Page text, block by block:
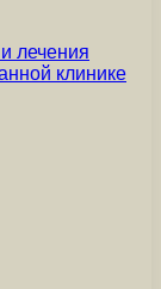
лечения
клинике